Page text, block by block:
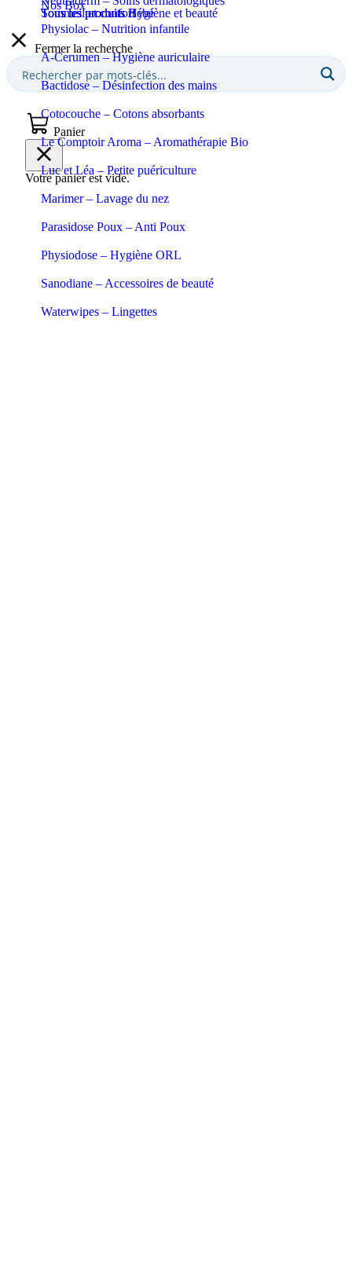
Sommeil et confort
Tous les produits Bébé
Tous les produits Hygiène et beauté
Physiolac – Nutrition infantile
A-Cerumen – Hygiène auriculaire
Bactidose – Désinfection des mains
Cotocouche – Cotons absorbants
Le Comptoir Aroma – Aromathérapie Bio
Luc et Léa – Petite puériculture
Marimer – Lavage du nez
Parasidose Poux – Anti Poux
Physiodose – Hygiène ORL
Sanodiane – Accessoires de beauté
Waterwipes – Lingettes
Nos Box
Fermer la recherche
Panier
Votre panier est vide.